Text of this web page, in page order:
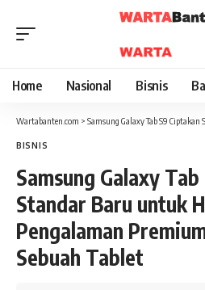
Home Nasional Bisnis
Wartabanten.com > Samsung Galaxy Tab S9 Ciptakan Standar Baru
BISNIS
Samsung Galaxy
Standar Baru untuk
Pengalaman
Sebuah Tablet